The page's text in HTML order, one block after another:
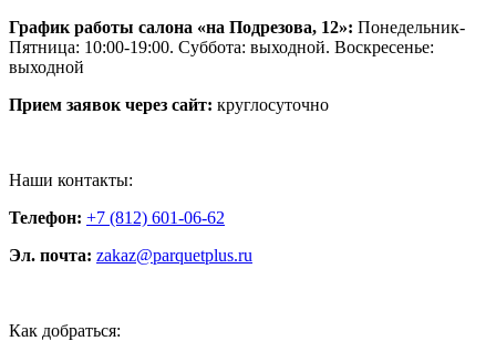
График работы салона «на Подрезова, 12»: Понедельник-
Пятница: 10:00-19:00. Суббота: выходной. Воскресенье:
выходной
Прием заявок через сайт: круглосуточно
Наши контакты:
Телефон: +7 (812) 601-06-62
Эл. почта: zakaz@parquetplus.ru
Как добраться: